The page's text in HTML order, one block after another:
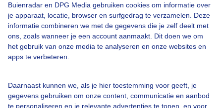
Buienradar en DPG Media gebruiken cookies om informatie over
je apparaat, locatie, browser en surfgedrag te verzamelen. Deze
informatie combineren we met de gegevens die je zelf deelt met
ons, zoals wanneer je een account aanmaakt. Dit doen we om
het gebruik van onze media te analyseren en onze websites en
apps te verbeteren.
Daarnaast kunnen we, als je hier toestemming voor geeft, je
gegevens gebruiken om onze content, communicatie en aanbod
te personaliseren en je relevante advertenties te tonen, en voor
Bekijk slideshow